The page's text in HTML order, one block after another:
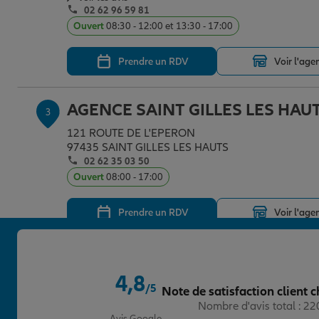
02 62 96 59 81
Ouvert08:30 - 12:00 et 13:30 - 17:00
Prendre un RDV Voir
3 AGENCE SAINT GILLES LES
121 ROUTE DE L'EPERON
97435 SAINT GILLES LES HAUTS
02 62 35 03 50
Ouvert08:00 - 17:00
Prendre un RDV Voir
121 ROUTE DE L'EPERON
97435 SAINT GILLES LES HAUTS
02 62 96 57 51
4,8/5 Note de satisfaction client
Nombre d'avis total :